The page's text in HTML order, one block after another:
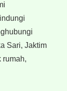
Sari, Jaktim
rumah,